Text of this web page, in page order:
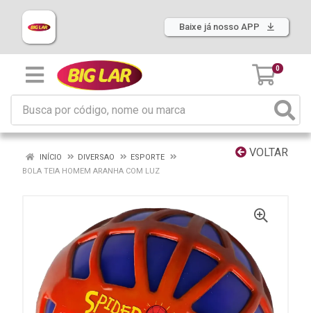
Baixe já nosso APP
0
VOLTAR
INÍCIO DIVERSAO
ESPORTE
BOLA TEIA HOMEM ARANHA COM LUZ